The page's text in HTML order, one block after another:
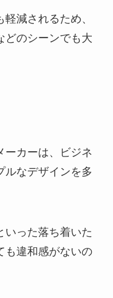
減されるため、
どのシーンでも大
ーカーは、ビジネ
ルなデザインを多
いった落ち着いた
も違和感がないの